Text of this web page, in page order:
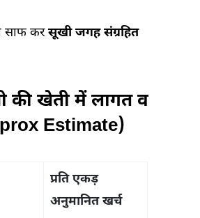
साफ करसूखी जगह संग्रहित
की खेती में लागत व
Estimate)
प्रति एकड़
अनुमानित खर्च